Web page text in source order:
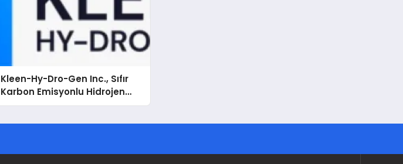
Kleen-Hy-Dro-Gen Inc., Sıfır
Karbon Emisyonlu Hidrojen
Isıtma Teknolojisinde ISO ve